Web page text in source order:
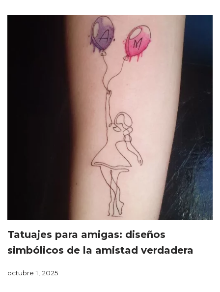
Tatuajes para amigas: diseños
simbólicos de la amistad verdadera
octubre 1, 2025